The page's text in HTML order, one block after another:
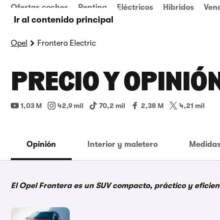
Ir al contenido principal
Ofertas coches Renting Eléctricos Híbridos
Opel Frontera Electric
PRECIO Y
1,03 M 42,9 mil 70,2 mil 2,38 M 4,21 mil
Opinión Interior y maletero
El Opel Frontera es un SUV compacto, práctico y